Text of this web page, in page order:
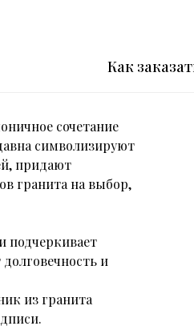
Как
сочетание
символизируют
придают
гранита на выбор,
подчеркивает
и
из гранита